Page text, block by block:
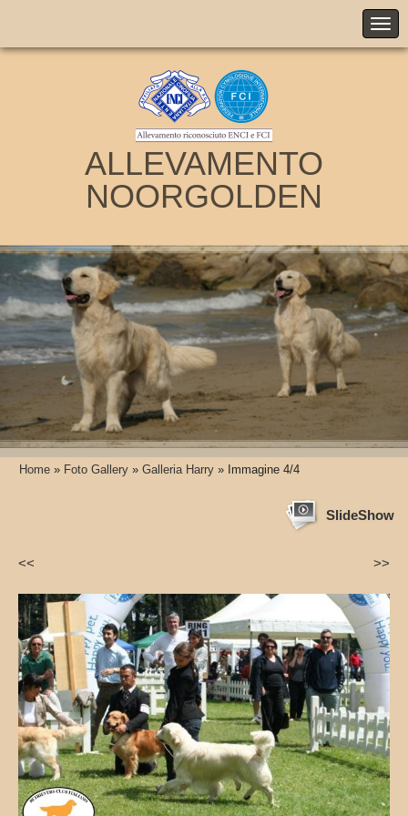
ALLEVAMENTO
NOORGOLDEN
Home » Foto Gallery » Galleria Harry » Immagine 4/4
SlideShow
<< >>